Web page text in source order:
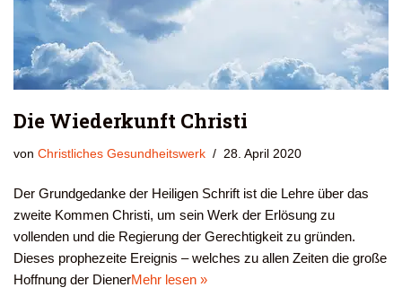
Die Wiederkunft Christi
von Christliches Gesundheitswerk 28. April 2020
Der Grundgedanke der Heiligen Schrift ist die Lehre über das
zweite Kommen Christi, um sein Werk der Erlösung zu
vollenden und die Regierung der Gerechtigkeit zu gründen.
Dieses prophezeite Ereignis – welches zu allen Zeiten die große
Hoffnung der DienerMehr lesen »